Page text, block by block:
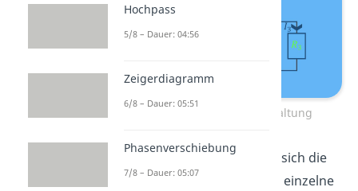
Stromkreis – Parallelschaltung
An den Widerständen teilt sich die
Gesamtstromstärke
in einzelne
Hochpass
5/8 – Dauer: 04:56
Zeigerdiagramm
6/8 – Dauer: 05:51
Phasenverschiebung
7/8 – Dauer: 05:07